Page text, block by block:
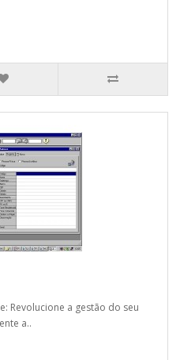
Revolucione a gestão do seu
a..